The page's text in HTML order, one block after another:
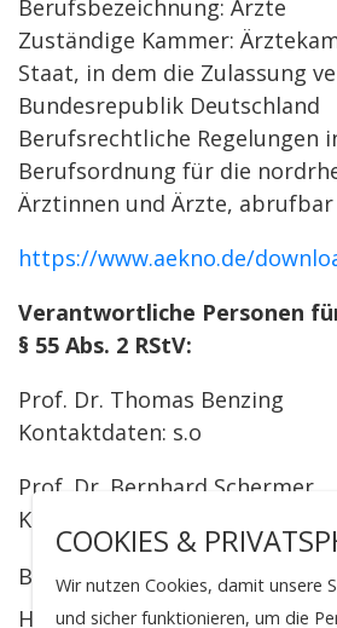
Berufsbezeichnung: Ärzte
Zuständige Kammer:
Staat, in dem die Zulassung
Bundesrepublik Deutschland
Berufsrechtliche Regelungen
Berufsordnung für die
Ärztinnen und Ärzte,
https://www.aekno.de/
Verantwortliche Personen
§ 55 Abs. 2 RStV:
Prof. Dr. Thomas Benzing
Kontaktdaten: s.o
Prof. Dr. Bernhard Schermer
Kontaktdaten: s.o.
BILDNACHWEISE:
Headgraphik: (c) TEK IMAGE /
COOKIES &
Wir nutzen Cookies, damit unsere
und sicher funktionieren, um die